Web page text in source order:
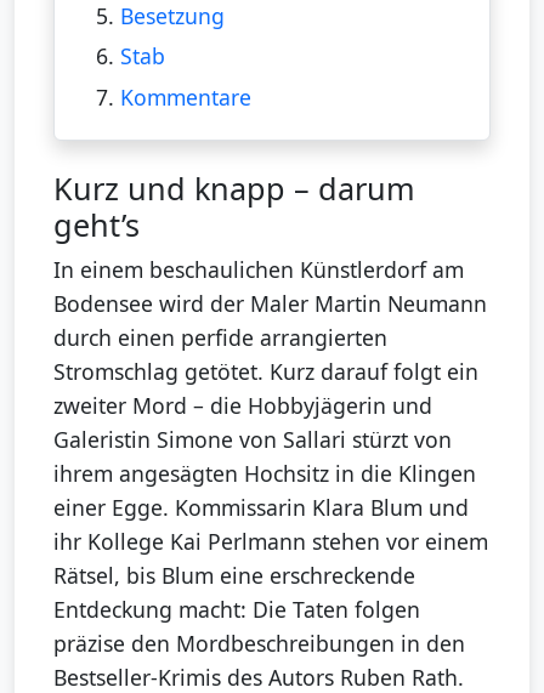
5. Besetzung
6. Stab
7. Kommentare
Kurz und knapp – darum
geht’s
In einem beschaulichen Künstlerdorf am
Bodensee wird der Maler Martin Neumann
durch einen perfide arrangierten
Stromschlag getötet. Kurz darauf folgt ein
zweiter Mord – die Hobbyjägerin und
Galeristin Simone von Sallari stürzt von
ihrem angesägten Hochsitz in die Klingen
einer Egge. Kommissarin Klara Blum und
ihr Kollege Kai Perlmann stehen vor einem
Rätsel, bis Blum eine erschreckende
Entdeckung macht: Die Taten folgen
präzise den Mordbeschreibungen in den
Bestseller-Krimis des Autors Ruben Rath.